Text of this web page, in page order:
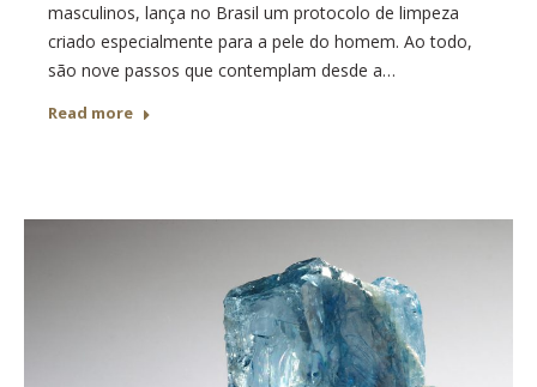
masculinos, lança no Brasil um protocolo de limpeza
criado especialmente para a pele do homem. Ao todo,
são nove passos que contemplam desde a…
Read more